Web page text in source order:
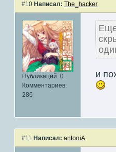
#10 Написал: The_hacker
Публикаций: 0
Комментариев:
286
и
#11 Написал: antoniA